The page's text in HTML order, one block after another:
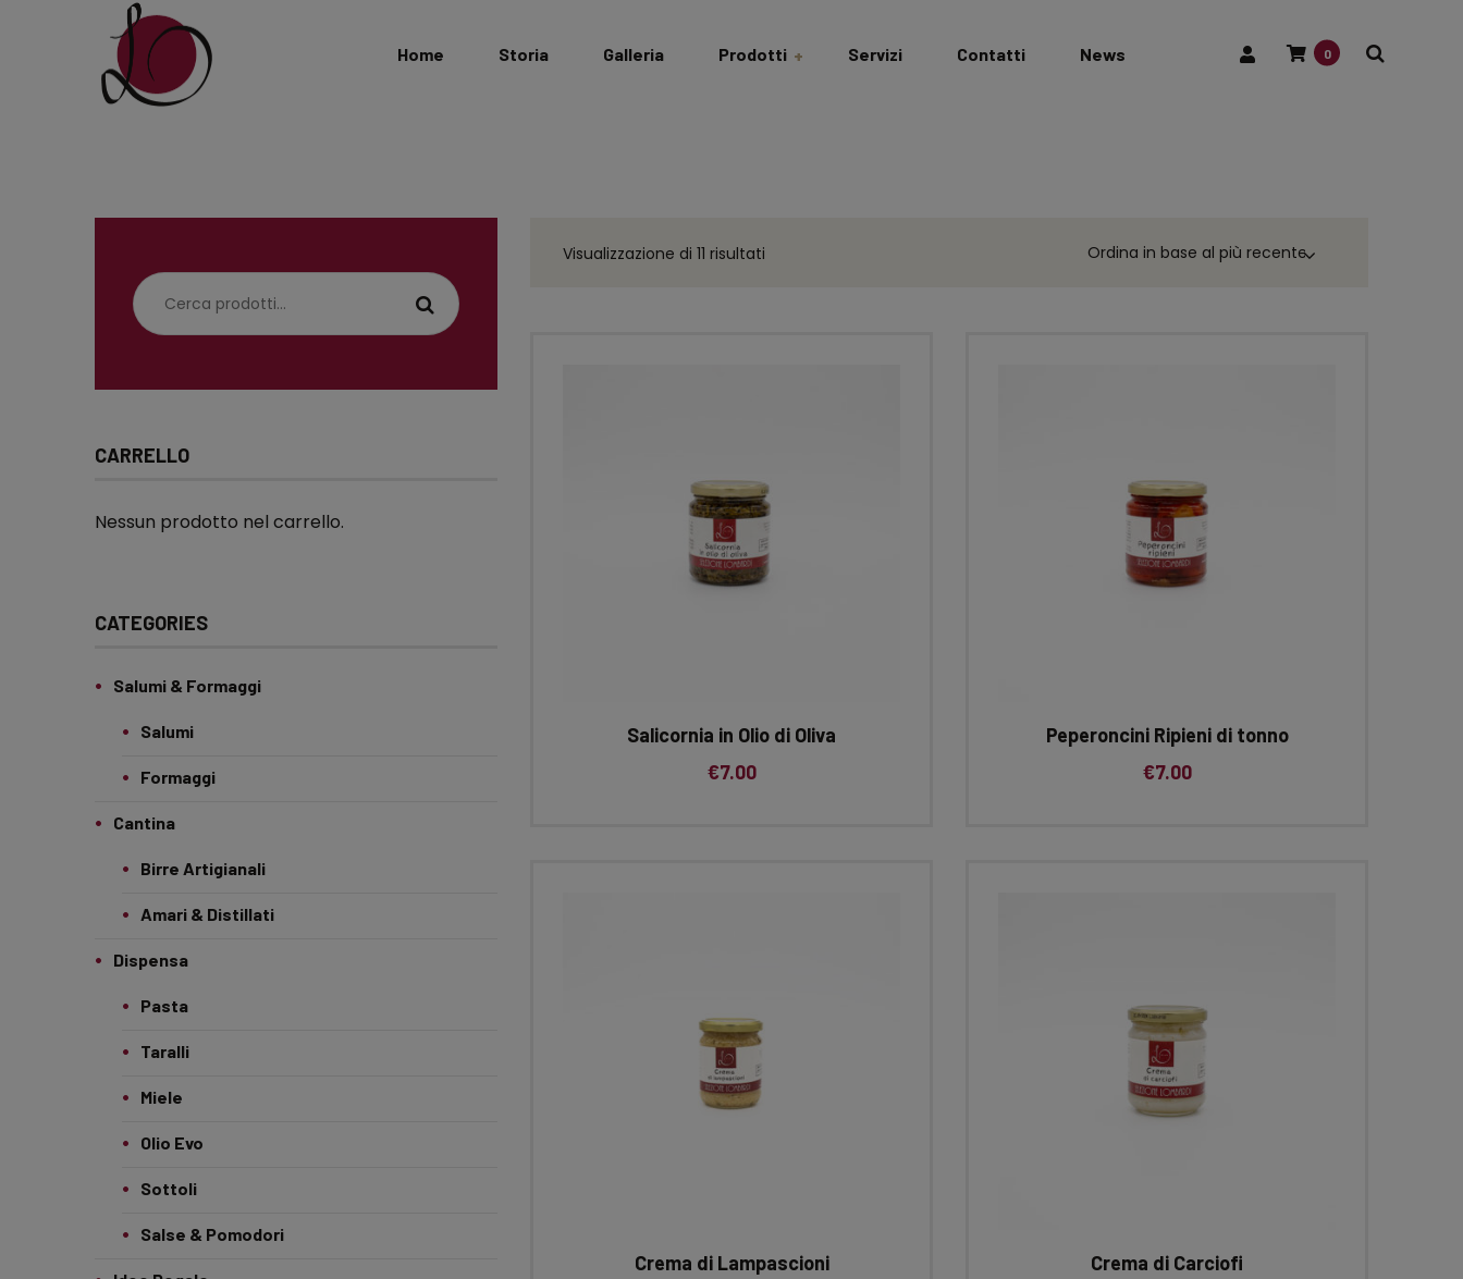
Home Storia Galleria Prodotti
Cantina
Servizi Contatti News 0
Visualizzazione di 11 risultati
Salicornia in Olio di Oliva
€7.00
Peperoncini Ripieni di tonno
€7.00
Crema di Lampascioni
Crema di Carciofi
Cerca:
CARRELLO
Nessun prodotto nel carrello.
CATEGORIES
Salumi & Formaggi
Salumi
Formaggi
Cantina
Birre Artigianali
Amari & Distillati
Dispensa
Pasta
Taralli
Miele
Olio Evo
Sottoli
Salse & Pomodori